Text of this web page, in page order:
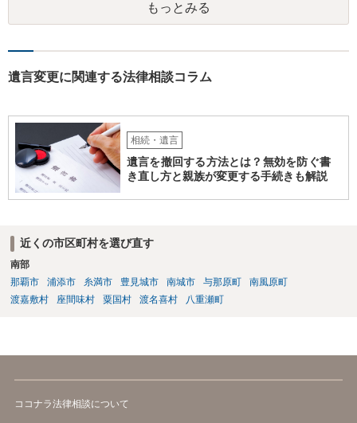
もっとみる
遺言変更に関連する法律相談コラム
相続・遺言
遺言を撤回する方法とは？無効を防ぐ書
き直し方と親族が変更する手続きも解説
近くの市区町村を選び直す
南部
那覇市
浦添市 糸満市 豊見城市 南城市 与那原町
南風原町
渡嘉敷村
座間味村 粟国村 渡名喜村 八重瀬町
ココナラ法律相談について